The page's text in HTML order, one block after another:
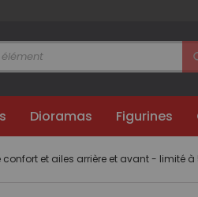
Dioramas Figurines
et ailes arrière et avant - limité à